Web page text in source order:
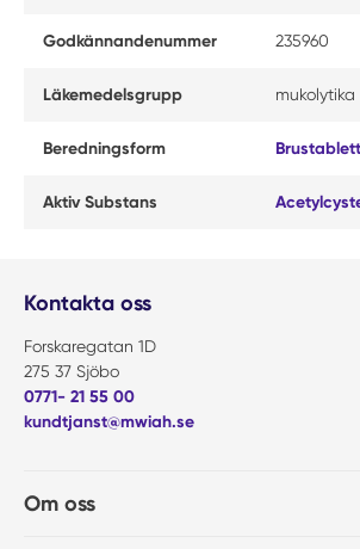
Godkännandenummer 235960
Läkemedelsgrupp mukolytika
Beredningsform Brustablett
Aktiv Substans
Kontakta oss
Forskaregatan 1D
275 37 Sjöbo
0771- 21 55 00
kundtjanst@mwiah.se
Om oss